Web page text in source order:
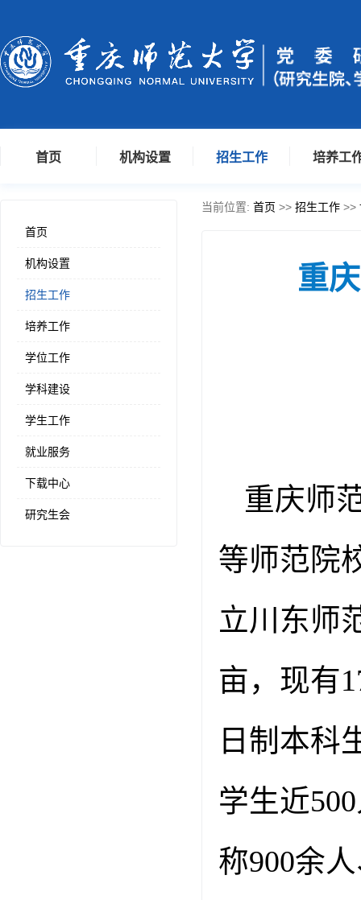
首页 机构设置 招生工作 培养工
首页
机构设置
招生工作
培养工作
学位工作
学科建设
学生工作
就业服务
下载中心
研究生会
当前位置: 首页 >> 招生工作 >>
重
重庆师
等师范院
立川东师
亩，现有
日制本科
学生近500
称900余